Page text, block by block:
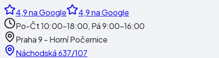
4,9na Google 4,9na Google
Po-Čt 10:00-18:00, Pá 9:00-16:00
Praha 9 - Horní Počernice
Náchodská 637/107